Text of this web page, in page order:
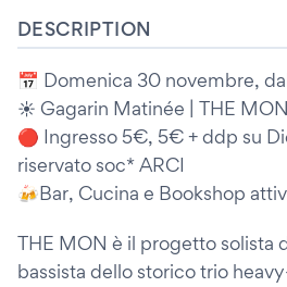
DESCRIPTION
📅 Domenica 30 novembre,
☀️ Gagarin Matinée | THE MON
🔴 Ingresso 5€, 5€ + ddp su
riservato soc* ARCI
🍻Bar, Cucina e Bookshop
THE MON è il progetto solista
bassista dello storico trio